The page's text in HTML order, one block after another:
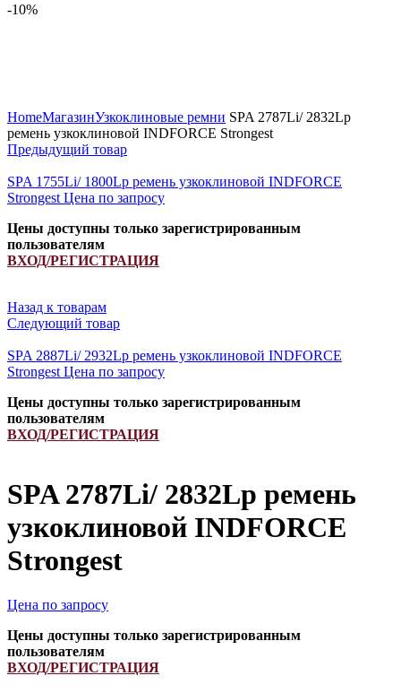
-10%
HomeМагазинУзкоклиновые ремни SPA 2787Li/ 2832Lp
ремень узкоклиновой INDFORCE Strongest
Предыдущий товар
SPA 1755Li/ 1800Lp ремень узкоклиновой INDFORCE
Strongest Цена по запросу
Цены доступны только зарегистрированным
пользователям
ВХОД/РЕГИСТРАЦИЯ
Назад к товарам
Следующий товар
SPA 2887Li/ 2932Lp ремень узкоклиновой INDFORCE
Strongest Цена по запросу
Цены доступны только зарегистрированным
пользователям
ВХОД/РЕГИСТРАЦИЯ
SPA 2787Li/ 2832Lp ремень
узкоклиновой INDFORCE
Strongest
Цена по запросу
Цены доступны только зарегистрированным
пользователям
ВХОД/РЕГИСТРАЦИЯ